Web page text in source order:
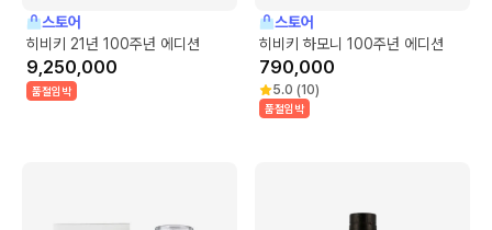
스토어
히비키 21년 100주년 에디션
9,250,000
품절임박
스토어
히비키 하모니 100주년 에디션
790,000
5.0 (10)
품절임박